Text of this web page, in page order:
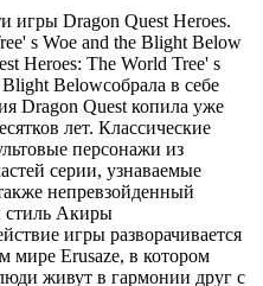
игры Dragon Quest Heroes.
s Woe and the Blight Below
Heroes: The World Tree' s
Belowсобрала в себе
Dragon Quest копила уже
лет. Классические
персонажи из
серии, узнаваемые
непревзойденный
стиль Акиры
игры разворачивается
мире Erusaze, в котором
живут в гармонии друг с